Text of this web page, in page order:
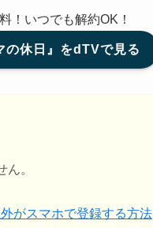
！いつでも解約OK！
の休日』をdTVで見る
。
がスマホで登録する方法